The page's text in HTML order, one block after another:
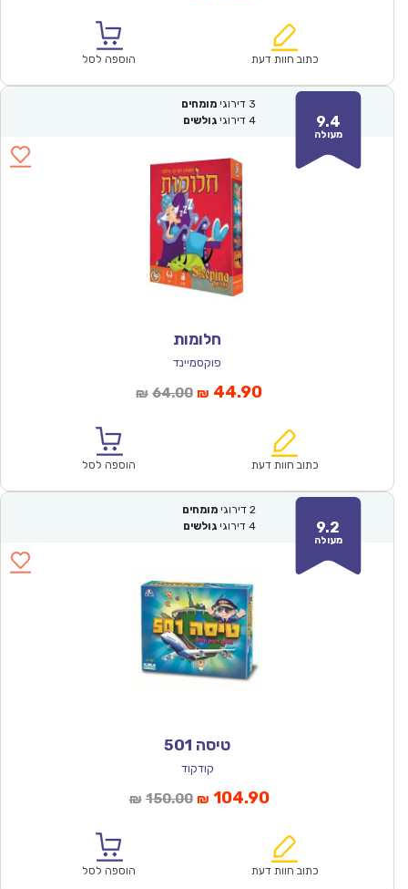
₪64.00.
הוא:
כתוב חוות דעת הוספה לסל
9.4
מעולה
3 דירוגי מומחים
4 דירוגי גולשים
חלומות
פוקסמיינד
₪ 64.00המחיר
₪64.00.
₪ 44.90המחיר
הוא:
כתוב חוות דעת הוספה לסל
9.2
מעולה
2 דירוגי מומחים
4 דירוגי גולשים
טיסה 501
קודקוד
₪ 150.00המחיר
₪150.00.
₪ 104.90המחיר
הוא:
כתוב חוות דעת הוספה לסל